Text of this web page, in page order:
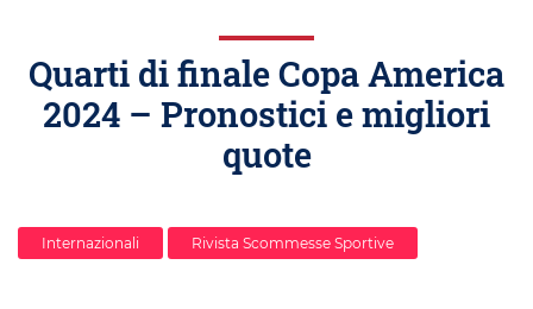
Quarti di finale Copa America
2024 – Pronostici e migliori
quote
Internazionali Rivista Scommesse Sportive